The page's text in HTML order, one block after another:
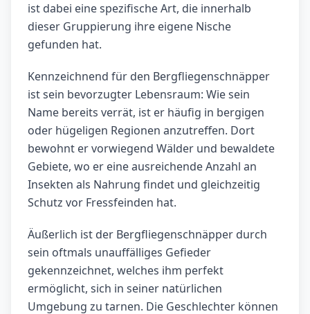
ist dabei eine spezifische Art, die innerhalb
dieser Gruppierung ihre eigene Nische
gefunden hat.
Kennzeichnend für den Bergfliegenschnäpper
ist sein bevorzugter Lebensraum: Wie sein
Name bereits verrät, ist er häufig in bergigen
oder hügeligen Regionen anzutreffen. Dort
bewohnt er vorwiegend Wälder und bewaldete
Gebiete, wo er eine ausreichende Anzahl an
Insekten als Nahrung findet und gleichzeitig
Schutz vor Fressfeinden hat.
Äußerlich ist der Bergfliegenschnäpper durch
sein oftmals unauffälliges Gefieder
gekennzeichnet, welches ihm perfekt
ermöglicht, sich in seiner natürlichen
Umgebung zu tarnen. Die Geschlechter können